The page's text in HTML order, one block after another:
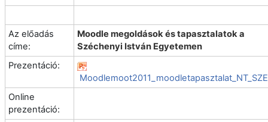
Az előadás
címe:
Moodle megoldások és tapasztalatok a
Széchenyi István Egyetemen
Prezentáció:
Online
prezentáció: